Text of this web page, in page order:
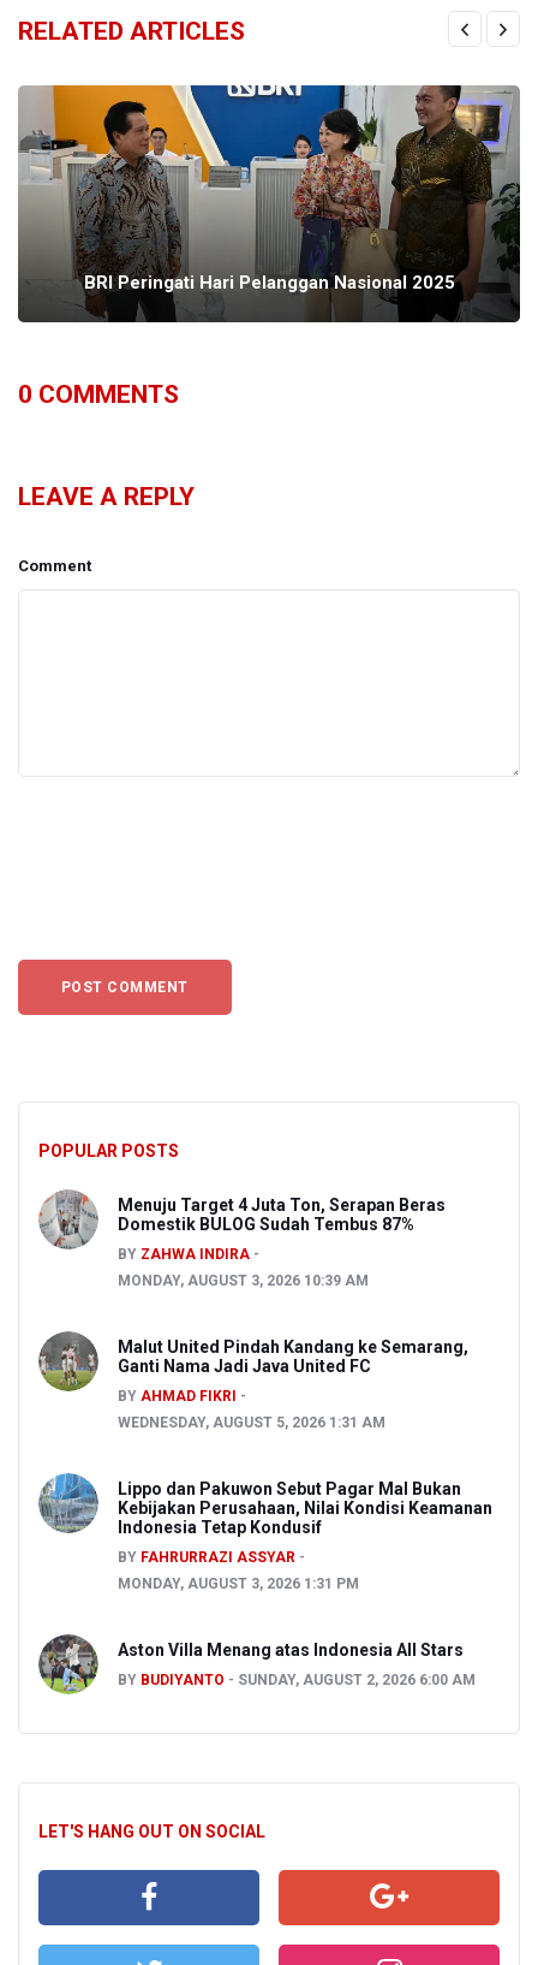
RELATED ARTICLES
BRI Peringati Hari Pelanggan Nasional 2025
0 COMMENTS
LEAVE A REPLY
Comment
POPULAR POSTS
Menuju Target 4 Juta Ton, Serapan Beras
Domestik BULOG Sudah Tembus 87%
BY ZAHWA INDIRA
MONDAY, AUGUST 3, 2026 10:39 AM
Malut United Pindah Kandang ke Semarang,
Ganti Nama Jadi Java United FC
BY AHMAD FIKRI
WEDNESDAY, AUGUST 5, 2026 1:31 AM
Lippo dan Pakuwon Sebut Pagar Mal Bukan
Kebijakan Perusahaan, Nilai Kondisi Keamanan
Indonesia Tetap Kondusif
BY FAHRURRAZI ASSYAR
MONDAY, AUGUST 3, 2026 1:31 PM
Aston Villa Menang atas Indonesia All Stars
BY BUDIYANTO SUNDAY, AUGUST 2, 2026 6:00 AM
LET'S HANG OUT ON SOCIAL